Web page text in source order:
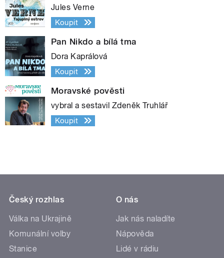
Jules Verne
Koupit
Pan Nikdo a bílá tma
Dora Kaprálová
Koupit
Moravské pověsti
vybral a sestavil Zdeněk Truhlář
Koupit
Český rozhlas
Válka na Ukrajině
Komunální volby
Stanice
O nás
Jak nás naladíte
Nápověda
Lidé v rádiu